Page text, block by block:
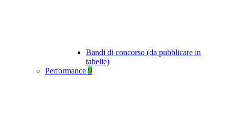
Bandi di concorso (da pubblicare in
tabelle)
Performance 9